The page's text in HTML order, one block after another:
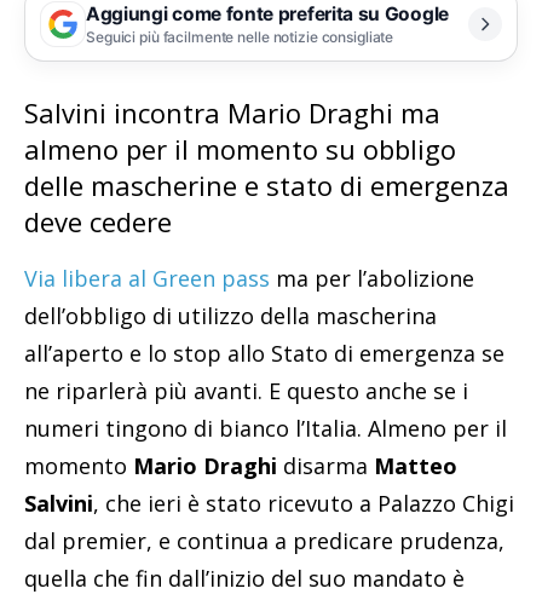
Aggiungi come fonte preferita su Google
Seguici più facilmente nelle notizie consigliate
Salvini incontra Mario Draghi ma
almeno per il momento su obbligo
delle mascherine e stato di emergenza
deve cedere
Via libera al Green pass ma per l’abolizione
dell’obbligo di utilizzo della mascherina
all’aperto e lo stop allo Stato di emergenza se
ne riparlerà più avanti. E questo anche se i
numeri tingono di bianco l’Italia. Almeno per il
momento Mario Draghi disarma Matteo
Salvini, che ieri è stato ricevuto a Palazzo Chigi
dal premier, e continua a predicare prudenza,
quella che fin dall’inizio del suo mandato è